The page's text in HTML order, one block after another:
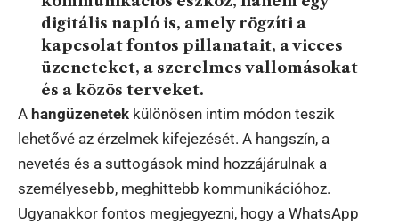
digitális napló is, amely rögzíti a
kapcsolat fontos pillanatait, a vicces
üzeneteket, a szerelmes vallomásokat
és a közös terveket.
A hangüzenetek különösen intim módon teszik
lehetővé az érzelmek kifejezését. A hangszín, a
nevetés és a suttogások mind hozzájárulnak a
személyesebb, meghittebb kommunikációhoz.
Ugyanakkor fontos megjegyezni, hogy a WhatsApp